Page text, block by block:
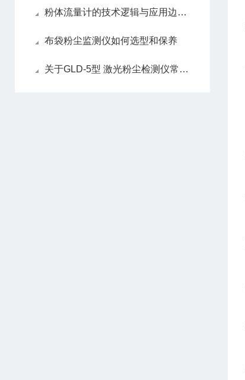
粉体流量计的技术逻辑与应用边界：从气固两相流到稳态计量
布袋粉尘监测仪如何选型和保养
关于GLD-5型 激光粉尘检测仪常见故障处理分析